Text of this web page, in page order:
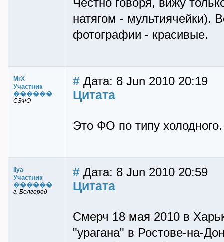
Честно говоря, вижу
натягом -
фотографии - красивые.
MrX
Участник
������
СЗФО
# Дата: 8 Jun 2010 20:19
Цитата
Это ФО по типу
Ilya
Участник
������
г. Белгород
# Дата: 8 Jun 2010 20:59
Цитата
Смерч 18 мая 2010 в
"урагана" в Ростове-на-